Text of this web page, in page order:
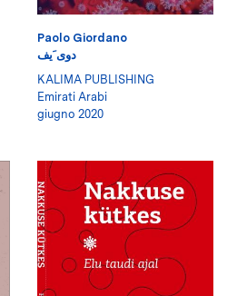
Paolo Giordano
دوى َيف
KALIMA PUBLISHING
Emirati Arabi
giugno 2020